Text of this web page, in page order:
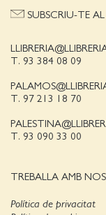
T. 93 384 08 09
T. 97 213 18 70
T. 93 090 33 00
TREBALLA AMB
SUBSCRIU-TE
Política de privacitat